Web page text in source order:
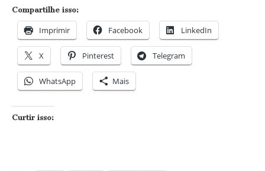
Compartilhe isso:
Imprimir Facebook LinkedIn
X Pinterest Telegram
WhatsApp Mais
Curtir isso: